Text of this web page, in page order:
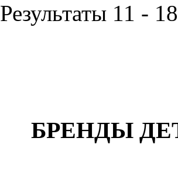
Результаты 11 -
БРЕНДЫ